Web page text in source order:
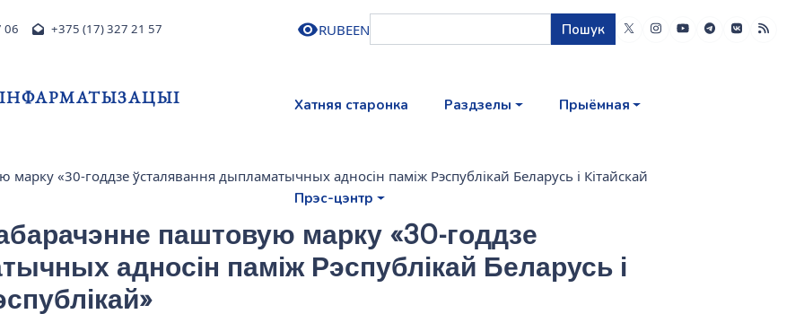
06 +375 (17) 327 21 57 RUBEEN Пошук
ІНФАРМАТЫЗАЦЫІ
Хатняя старонка Раздзелы Прыёмная
Прэс-цэнтр
марку «30-годдзе ўсталявання дыпламатычных адносін паміж Рэспублікай Беларусь і Кітайскай
паштовую марку «30-годдзе
адносін паміж Рэспублікай Беларусь і